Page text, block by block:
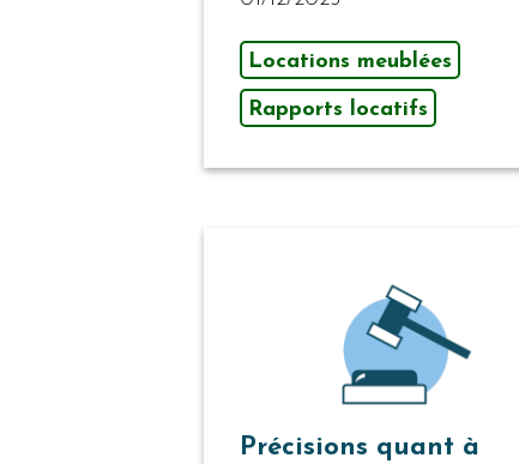
Locations meublées
Rapports locatifs
Précisions quant à